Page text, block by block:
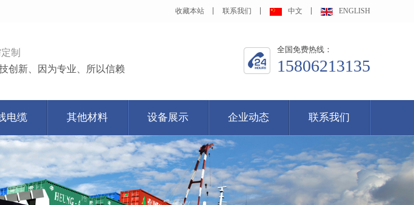
收藏本站 联系我们 中文 ENGLISH
制
创新、因为专业、所以信赖
全国免费热线：
15806213135
电缆 其他材料 设备展示 企业动态 联系我们